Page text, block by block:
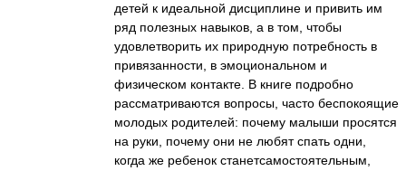
детей к идеальной дисциплине и привить им
ряд полезных навыков, а в том, чтобы
удовлетворить их природную потребность в
привязанности, в эмоциональном и
физическом контакте. В книге подробно
рассматриваются вопросы, часто беспокоящие
молодых родителей: почему малыши просятся
на руки, почему они не любят спать одни,
когда же ребенок станетсамостоятельным,